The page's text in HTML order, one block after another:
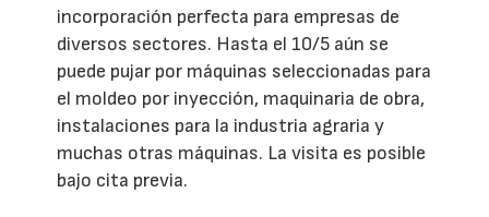
incorporación perfecta para empresas de
diversos sectores. Hasta el 10/5 aún se
puede pujar por máquinas seleccionadas para
el moldeo por inyección, maquinaria de obra,
instalaciones para la industria agraria y
muchas otras máquinas. La visita es posible
bajo cita previa.